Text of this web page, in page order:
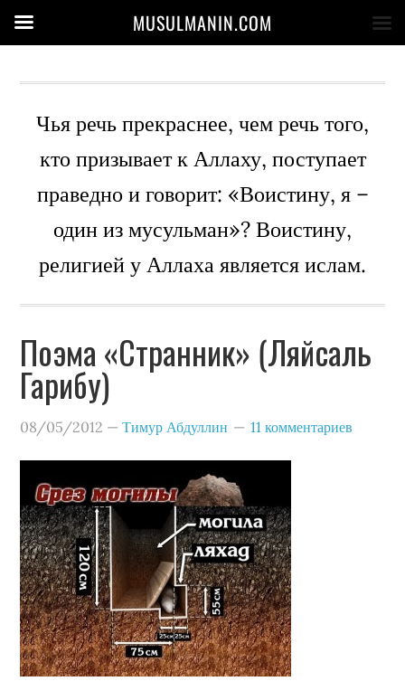
Чья речь прекраснее, чем речь того,
кто призывает к Аллаху, поступает
праведно и говорит: «Воистину, я –
один из мусульман»? Воистину,
религией у Аллаха является ислам.
Поэма «Странник» (Ляйсаль
Гарибу)
08/05/2012 —Тимур Абдуллин 11 комментариев
MUSULMANIN.COM